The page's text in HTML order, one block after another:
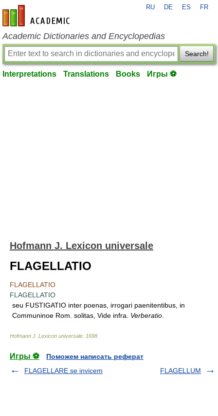
en-academic.com
RU DE ES FR
Academic Dictionaries and Encyclopedias
Search!
Interpretations Translations Books Игры ⚽
Hofmann J. Lexicon universale
FLAGELLATIO
FLAGELLATIO
FLAGELLATIO
seu FUSTIGATIO inter poenas, irrogari paenitentibus, in
Communinoe Rom. solitas, Vide infra. Verberatio
Hofmann J. Lexicon universale 1698
Игры ⚽
Поможем написать реферат
FLAGELLARE se invicem
FLAGELLUM